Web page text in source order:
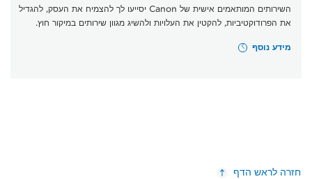
השירותים המותאמים אישית של Canon יסייעו לך להצמיח את העסק, להגדיל
את הפרודוקטיביות, להקטין את העלויות ולהשיג מגוון שירותים במיקור חוץ.
מידע נוסף
חזרה לראש הדף